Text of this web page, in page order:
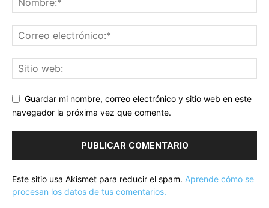
Guardar mi nombre, correo electrónico y sitio web en este
navegador la próxima vez que comente.
Este sitio usa Akismet para reducir el spam. Aprende cómo se
procesan los datos de tus comentarios.